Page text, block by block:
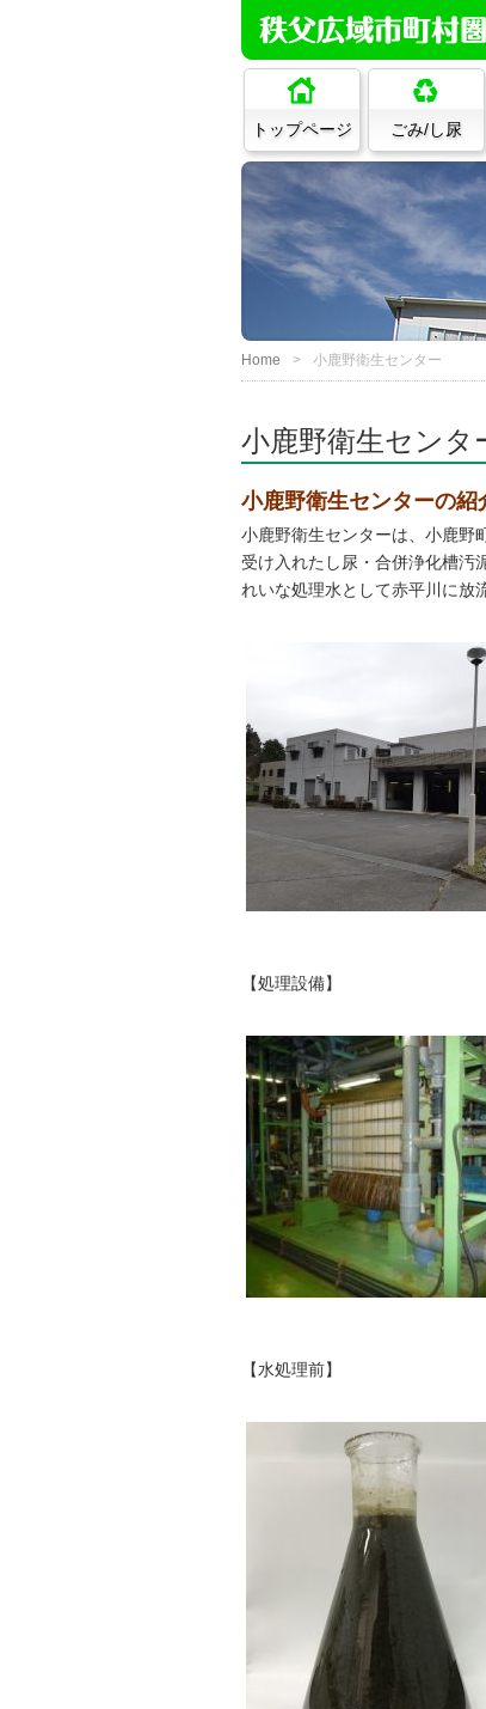
トップページ ごみ/し尿
Home 小鹿野衛生センター
小鹿野衛生センタ
小鹿野衛生センターの紹
小鹿野衛生センターは、小鹿野
受け入れたし尿・合併浄化槽汚
れいな処理水として赤平川に放
【処理設備】
【水処理前】